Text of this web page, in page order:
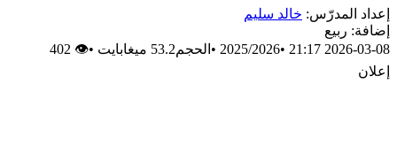
إعداد المدرّس: خالد سليم
إضافة: ربيع
2026-03-08 21:17
•
2025/2026
•الحجم53.2 ميغابايت •
👁 402
إعلان